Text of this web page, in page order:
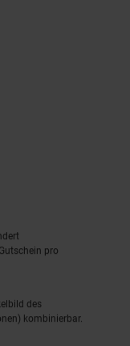
pro
des
kombinierbar.